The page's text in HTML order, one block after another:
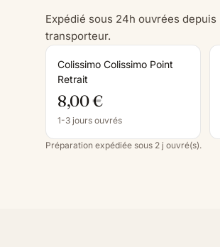
Expédié sous 24h ouvrées
transporteur.
Colissimo Colissimo Point
Retrait
8,00 €
1-3 jours ouvrés
Préparation expédiée sous 2 j ouvré(s).